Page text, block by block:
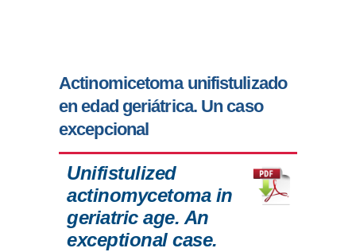
Actinomicetoma unifistulizado
en edad geriátrica. Un caso
excepcional
Unifistulized
actinomycetoma in
geriatric age. An
exceptional case.